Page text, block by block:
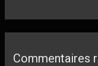
Commentaires